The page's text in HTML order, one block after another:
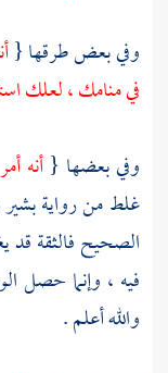
وفي بعض طرقها {
في منامك ، لعلك
وفي بعضها {أنه
غلط من رواية
الصحيح فالثقة قد
فيه ، وإنما حصل
والله أعلم .